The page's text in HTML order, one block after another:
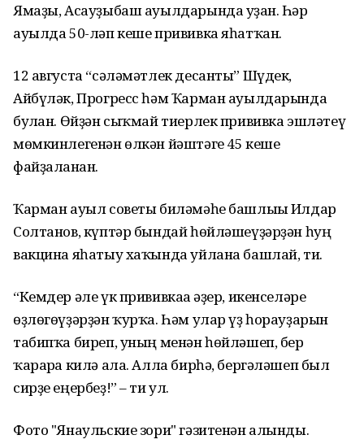
Ямаҙы, Асауҙыбаш ауылдарында уҙған. Һәр
ауылда 50-ләп кеше прививка яһатҡан.
12 августа “сәләмәтлек десанты” Шүдек,
Айбүләк, Прогресс һәм Ҡарман ауылдарында
булған. Өйҙән сыҡмай тиерлек прививка эшләтеү
мөмкинлегенән өлкән йәштәге 45 кеше
файҙаланған.
Ҡарман ауыл советы биләмәһе башлығы Илдар
Солтанов, күптәр бындай һөйләшеүҙәрҙән һуң
вакцина яһатыу хаҡында уйлана башлай, ти.
“Кемдер әле үк прививкаға әҙер, икенселәре
өҙлөгөүҙәрҙән ҡурҡа. Һәм улар үҙ һорауҙарын
табипҡа биреп, уның менән һөйләшеп, бер
ҡарарға килә ала. Алла бирһә, бергәләшеп был
сирҙе еңербеҙ!” – ти ул.
Фото "Янаульские зори" гәзитенән алынды.